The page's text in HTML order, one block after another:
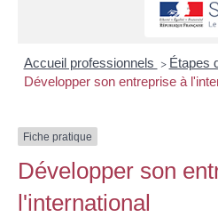
Accueil professionnels > Étapes
Développer son entreprise à
Fiche pratique
Développer son
l'international